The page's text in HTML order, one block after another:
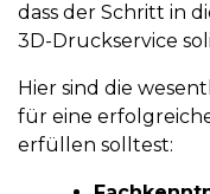
dass der Schritt in
3D-Druckservice
Hier sind die
für eine
erfüllen solltest: